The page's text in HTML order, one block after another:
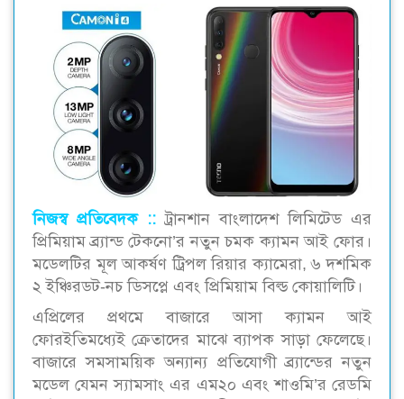
নিজস্ব প্রতিবেদক :: ট্রানশান বাংলাদেশ লিমিটেড এর
প্রিমিয়াম ব্র্যান্ড টেকনো’র নতুন চমক ক্যামন আই ফোর।
মডেলটির মূল আকর্ষণ ট্রিপল রিয়ার ক্যামেরা, ৬ দশমিক
২ ইঞ্চিরডট-নচ ডিসপ্লে এবং প্রিমিয়াম বিল্ড কোয়ালিটি।
এপ্রিলের প্রথমে বাজারে আসা ক্যামন আই
ফোরইতিমধ্যেই ক্রেতাদের মাঝে ব্যাপক সাড়া ফেলেছে।
বাজারে সমসাময়িক অন্যান্য প্রতিযোগী ব্র্যান্ডের নতুন
মডেল যেমন স্যামসাং এর এম২০ এবং শাওমি’র রেডমি